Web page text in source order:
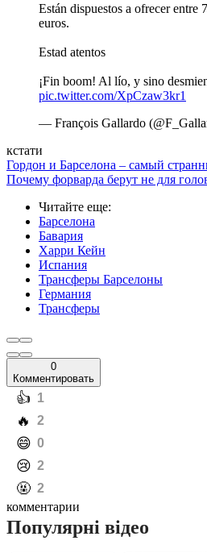
Están dispuestos a ofrecer entre
euros.
Estad atentos
¡Fin boom! Al lío, y sino
pic.twitter.com/XpCzaw3kr1
— François Gallardo
кстати
Гордон и Барселона – самый
Почему форварда берут не для
Читайте еще:
Барселона
Бавария
Харри Кейн
Испания
Трансферы Барселоны
Германия
Трансферы
0
Комментировать
️👍 1
️🔥 2
️😄 0
️😢 2
️🤬 2
комментарии